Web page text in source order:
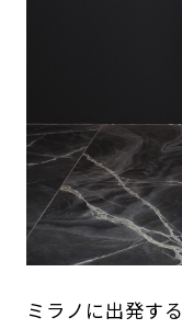
ミラノに出発す